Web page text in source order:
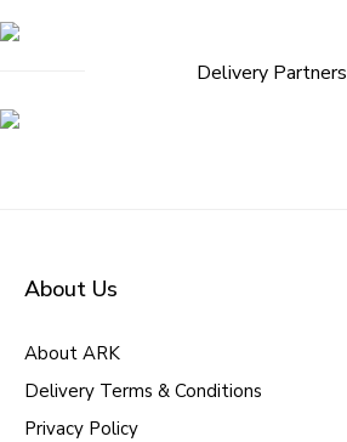
Delivery Partners
About Us
About ARK
Delivery Terms & Conditions
Privacy Policy